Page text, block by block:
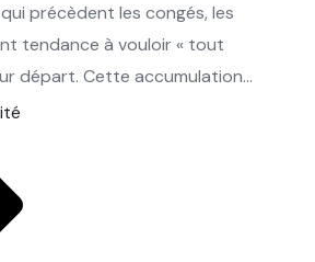
précèdent les congés, les
tendance à vouloir « tout
départ. Cette accumulation...